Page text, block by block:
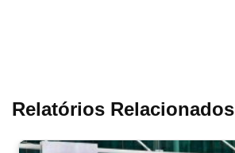
Relatórios Relacionados